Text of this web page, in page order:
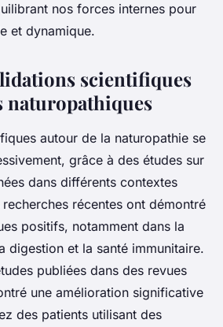
nos forces internes pour
et dynamique.
scientifiques
naturopathiques
autour de la naturopathie se
grâce à des études sur
dans différents contextes
récentes ont démontré
positifs, notamment dans la
digestion et la santé immunitaire.
publiées dans des revues
une amélioration significative
des patients utilisant des